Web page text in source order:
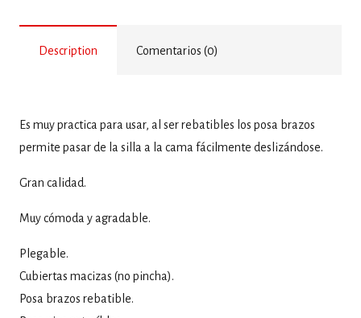
Description Comentarios (0)
Es muy practica para usar, al ser rebatibles los posa brazos
permite pasar de la silla a la cama fácilmente deslizándose.
Gran calidad.
Muy cómoda y agradable.
Plegable.
Cubiertas macizas (no pincha).
Posa brazos rebatible.